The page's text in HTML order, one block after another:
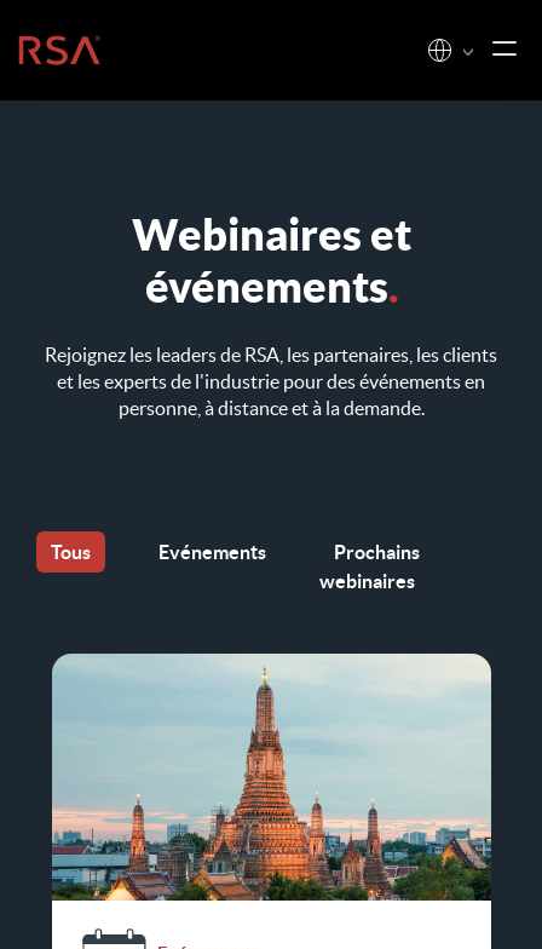
Accueil
Webinaires et
événements.
Rejoignez les leaders de RSA, les partenaires, les clients
et les experts de l'industrie pour des événements en
personne, à distance et à la demande.
Tous Evénements
Prochains
webinaires